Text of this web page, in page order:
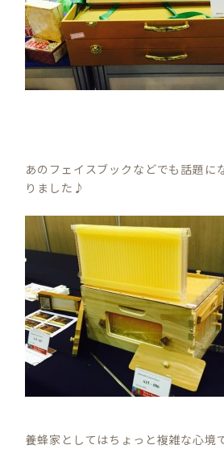
あのフェイスブックなどでも話題に
りました♪
養蜂家としてはちょっと複雑な心境